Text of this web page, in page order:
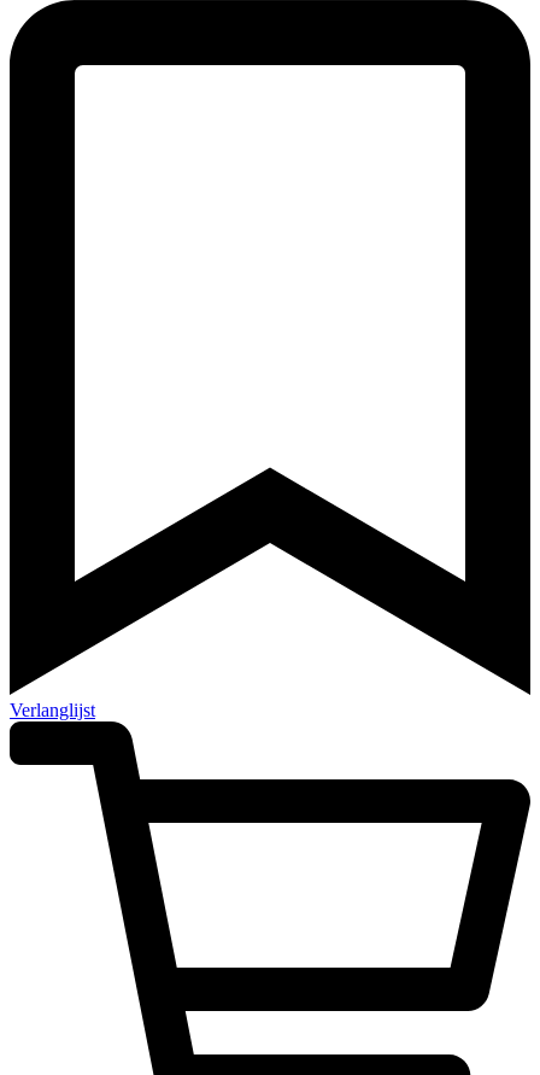
Verlanglijst